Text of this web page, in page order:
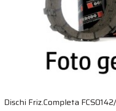
Dischi Friz.Completa